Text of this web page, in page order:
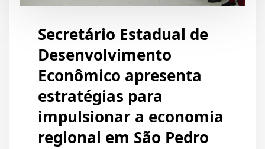
Secretário Estadual de
Desenvolvimento
Econômico apresenta
estratégias para
impulsionar a economia
regional em São Pedro